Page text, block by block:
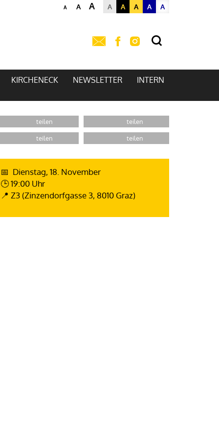
A A A A A A A A
KIRCHENECK NEWSLETTER INTERN
📅 Dienstag, 18. November
🕒 19:00 Uhr
📍 Z3 (Zinzendorfgasse 3, 8010 Graz)